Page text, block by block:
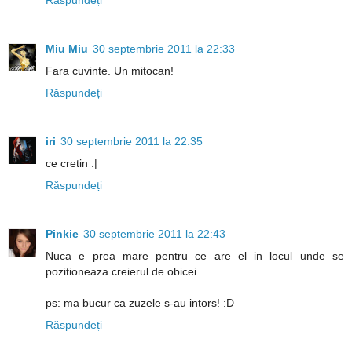
Miu Miu 30 septembrie 2011 la 22:33
Fara cuvinte. Un mitocan!
Răspundeți
iri 30 septembrie 2011 la 22:35
ce cretin :|
Răspundeți
Pinkie 30 septembrie 2011 la 22:43
Nuca e prea mare pentru ce are el in locul unde se
pozitioneaza creierul de obicei..
ps: ma bucur ca zuzele s-au intors! :D
Răspundeți